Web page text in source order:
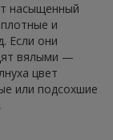
насыщенный
и
Если они
вялыми —
цвет
или подсохшие